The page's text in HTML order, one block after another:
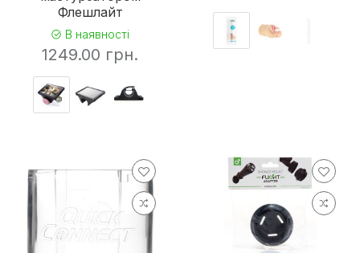
Флешлайт
В наявності
1249.00 грн.